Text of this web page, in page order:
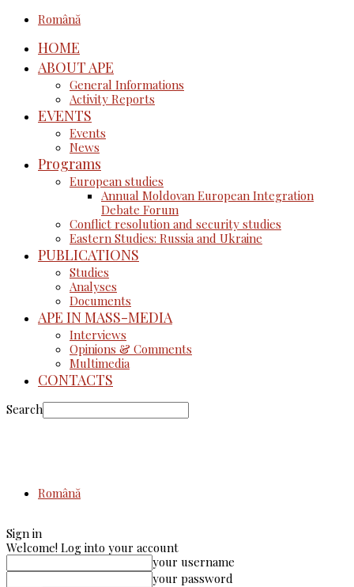
Română
HOME
ABOUT APE
General Informations
Activity Reports
EVENTS
Events
News
Programs
European studies
Annual Moldovan European Integration
Debate Forum
Conflict resolution and security studies
Eastern Studies: Russia and Ukraine
PUBLICATIONS
Studies
Analyses
Documents
APE IN MASS-MEDIA
Interviews
Opinions & Comments
Multimedia
CONTACTS
Search
Română
Sign in
Welcome! Log into your account
your username
your password